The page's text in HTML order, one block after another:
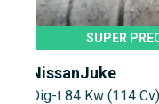
SUPER
NissanJuke
Dig-t 84 Kw (114